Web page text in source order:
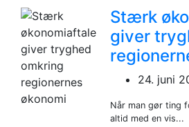
Stærk
giver
24. juni
Når man gør ting
altid med en vis...